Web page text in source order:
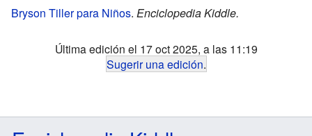
Bryson Tiller para Niños. Enciclopedia Kiddle.
Última edición el 17 oct 2025, a las 11:19
Sugerir una edición.